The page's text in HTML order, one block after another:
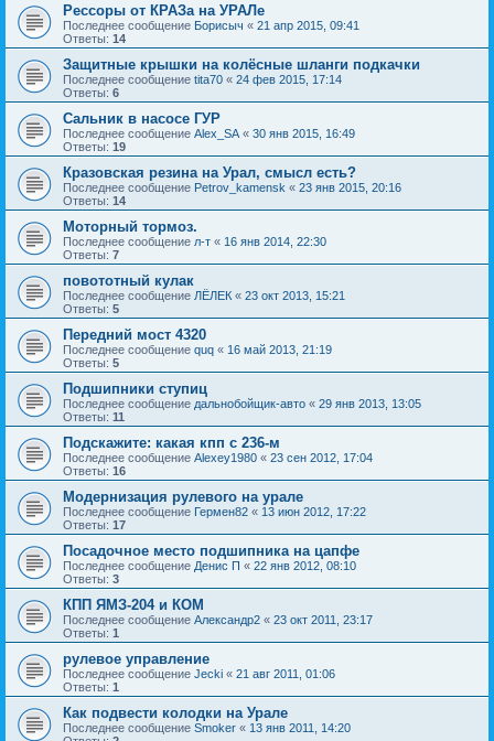
Рессоры от КРАЗа на УРАЛе
Последнее сообщение Борисыч « 21 апр 2015, 09:41
Ответы: 14
Защитные крышки на колёсные шланги подкачки
Последнее сообщение tita70 « 24 фев 2015, 17:14
Ответы: 6
Сальник в насосе ГУР
Последнее сообщение Alex_SA « 30 янв 2015, 16:49
Ответы: 19
Кразовская резина на Урал, смысл есть?
Последнее сообщение Petrov_kamensk « 23 янв 2015, 20:16
Ответы: 14
Моторный тормоз.
Последнее сообщение л-т « 16 янв 2014, 22:30
Ответы: 7
повототный кулак
Последнее сообщение ЛЁЛЕК « 23 окт 2013, 15:21
Ответы: 5
Передний мост 4320
Последнее сообщение quq « 16 май 2013, 21:19
Ответы: 5
Подшипники ступиц
Последнее сообщение дальнобойщик-авто « 29 янв 2013, 13:05
Ответы: 11
Подскажите: какая кпп с 236-м
Последнее сообщение Alexey1980 « 23 сен 2012, 17:04
Ответы: 16
Модернизация рулевого на урале
Последнее сообщение Гермен82 « 13 июн 2012, 17:22
Ответы: 17
Посадочное место подшипника на цапфе
Последнее сообщение Денис П « 22 янв 2012, 08:10
Ответы: 3
КПП ЯМЗ-204 и КОМ
Последнее сообщение Александр2 « 23 окт 2011, 23:17
Ответы: 1
рулевое управление
Последнее сообщение Jecki « 21 авг 2011, 01:06
Ответы: 1
Как подвести колодки на Урале
Последнее сообщение Smoker « 13 янв 2011, 14:20